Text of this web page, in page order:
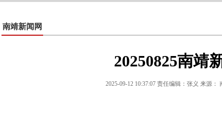
南靖新闻网
20250825南靖
2025-09-12 10:37:07 责任编辑：张义 来源：